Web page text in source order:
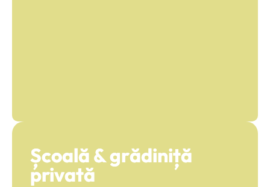
Școală & grădiniță
privată